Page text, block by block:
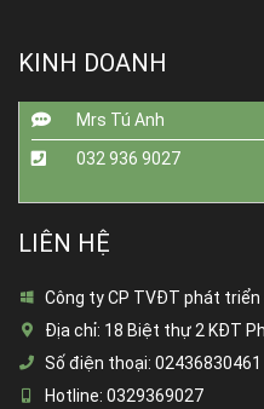
KINH DOANH
Mrs Tú Anh
032 936 9027
LIÊN HỆ
Công ty CP TVĐT phát
Địa chỉ: 18 Biệt thự 2 KĐT
Số điện thoại: 02436830461
Hotline: 0329369027